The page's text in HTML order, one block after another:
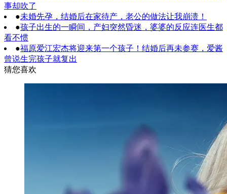
事却吹了
●未婚先孕，结婚后在家待产，老公的做法让我崩溃！
●孩子出生的一瞬间，产妇突然昏迷，婆婆的反应连医生都
看不惯
●福原爱江宏杰将迎来第一个孩子！结婚后再未参赛，爱酱
曾说生完孩子就复出
猜您喜欢